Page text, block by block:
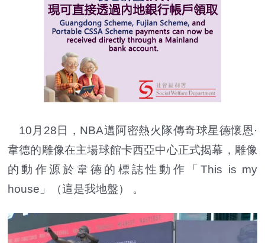
10月28日，NBA邁阿密熱火隊傳奇球星德懷恩·
韋德的雕像在主場球館卡西亞中心正式揭幕，雕像
的動作源於韋德的標誌性動作「This is my
house」
（這是我地盤） 。